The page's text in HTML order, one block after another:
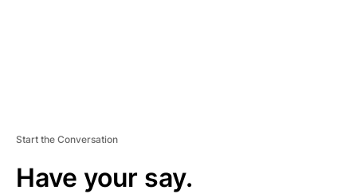
Start the Conversation
Have your say.